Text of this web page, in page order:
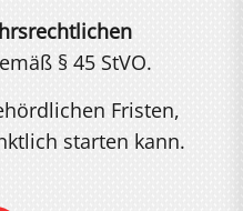
§ 45 StVO.
Fristen,
starten kann.